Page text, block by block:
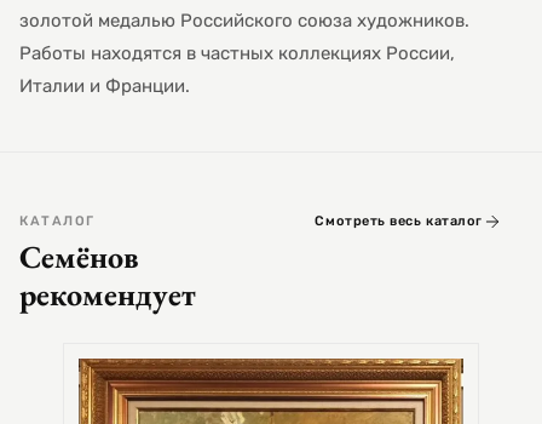
золотой медалью Российского союза художников.
Работы находятся в частных коллекциях России,
Италии и Франции.
КАТАЛОГ
Семёнов
рекомендует
Смотреть весь каталог